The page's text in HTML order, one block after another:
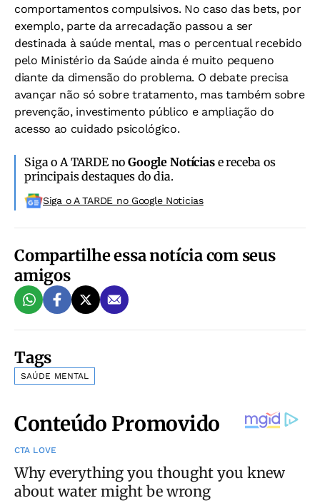
comportamentos compulsivos. No caso das bets, por
exemplo, parte da arrecadação passou a ser
destinada à saúde mental, mas o percentual recebido
pelo Ministério da Saúde ainda é muito pequeno
diante da dimensão do problema. O debate precisa
avançar não só sobre tratamento, mas também sobre
prevenção, investimento público e ampliação do
acesso ao cuidado psicológico.
Siga o A TARDE noGoogle Notíciase receba os
principais destaques do dia.
Siga o A TARDE no Google Noticias
Compartilhe essa notícia com seus
amigos
Tags
SAÚDE MENTAL